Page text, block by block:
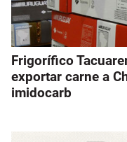
Frigorífico
exportar carne a
imidocarb